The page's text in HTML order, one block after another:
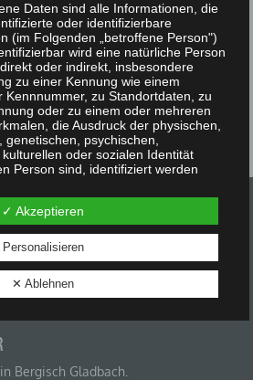
Bergisch Gladbach.
Daten sind alle Informationen, die
oder identifizierbare
(im Folgenden „betroffene Person")
wird eine natürliche Person
oder indirekt, insbesondere
zu einer Kennung wie einem
Kennnummer, zu Standortdaten, zu
oder zu einem oder mehreren
die Ausdruck der physischen,
genetischen, psychischen,
oder sozialen Identität
Person sind, identifiziert werden
PERSON
Person, deren
Daten von dem für die
verarbeitet werden.
✓ Akzeptieren
Personalisieren
✕ Ablehnen